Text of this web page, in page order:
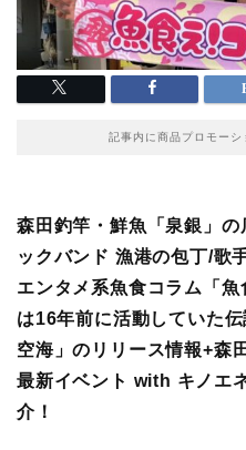
記事内に商品プロモー
森田釣竿・鮮魚「泉銀」
ックバンド 漁港の包丁/歌
エンタメ系魚食コラム「
は16年前に活動していた
空海」のリリース情報+森
最新イベント with キノエ
介！